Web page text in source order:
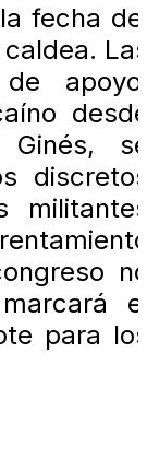
fecha
de
para